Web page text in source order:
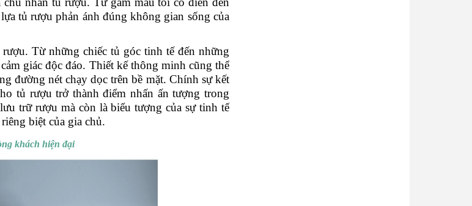
tủ rượu phản ánh đúng không gian sống của
Từ những chiếc tủ góc tinh tế đến những
giác độc đáo. Thiết kế thông minh cũng thể
đường nét chạy dọc trên bề mặt. Chính sự kết
tủ rượu trở thành điểm nhấn ấn tượng trong
trữ rượu mà còn là biểu tượng của sự tinh tế
biệt của gia chủ.
khách hiện đại